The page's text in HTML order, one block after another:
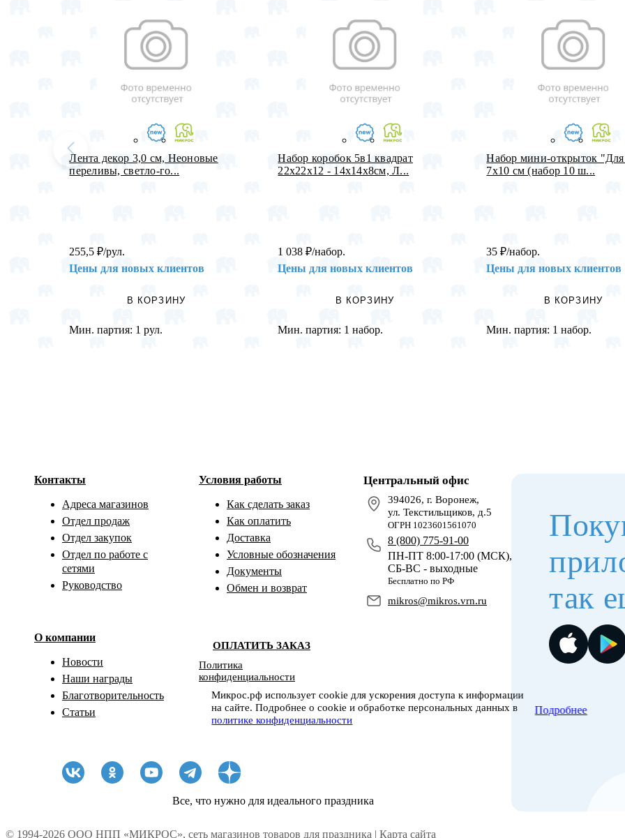
Лента декор 3,0 см, Неоновые
переливы, светло-го...
255,5₽/рул.
Цены для новых клиентов
В КОРЗИНУ
Мин. партия: 1 рул.
Набор коробок 5в1 квадрат
22х22х12 - 14х14х8см, Л...
1 038₽/набор.
Цены для новых клиентов
В КОРЗИНУ
Мин. партия: 1 набор.
Набор мини-открыток "Для
7х10 см (набор 10 ш...
35₽/набор.
Цены для новых клиентов
В КОРЗИНУ
Мин. партия: 1 набор.
Микрос.рф использует cookie для ускорения доступа к информации
на сайте. Подробнее о cookie и обработке персональных данных в
политике конфиденциальности
Подробнее
Центральный офис
394026, г. Воронеж,
ул. Текстильщиков, д.5
ОГРН 1023601561070
8 (800) 775-91-00
ПН-ПТ 8:00-17:00 (МСК),
СБ-ВС - выходные
Бесплатно по РФ
mikros@mikros.vrn.ru
Контакты
Адреса магазинов
Отдел продаж
Отдел закупок
Отдел по работе с
сетями
Руководство
О компании
Новости
Наши награды
Благотворительность
Статьи
Условия работы
Как сделать заказ
Как оплатить
Доставка
Условные обозначения
Документы
Обмен и возврат
ОПЛАТИТЬ ЗАКАЗ
Политика
конфиденциальности
Все, что нужно для идеального праздника
так
© 1994-2026 ООО НПП «МИКРОС», сеть магазинов товаров для праздника | Карта сайта